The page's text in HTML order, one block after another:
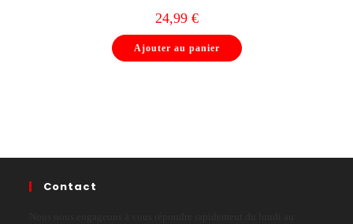
24,99 €
Ajouter au panier
Contact